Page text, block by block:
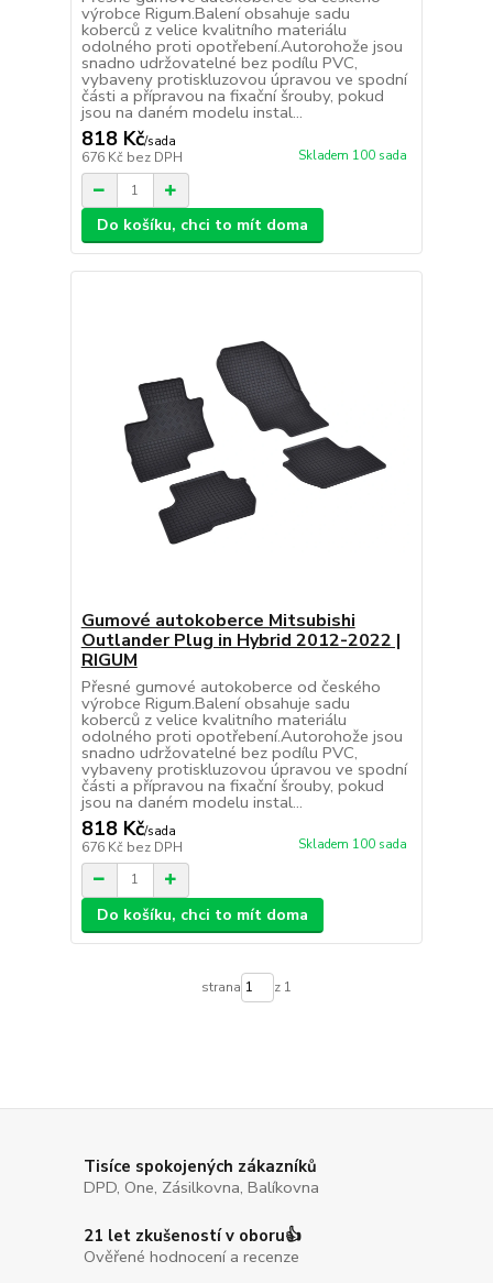
výrobce Rigum.Balení obsahuje sadu
koberců z velice kvalitního materiálu
odolného proti opotřebení.Autorohože jsou
snadno udržovatelné bez podílu PVC,
vybaveny protiskluzovou úpravou ve spodní
části a přípravou na fixační šrouby, pokud
jsou na daném modelu instal...
818 Kč/sada
676 Kč bez DPH Skladem 100 sada
Do košíku, chci to mít doma
Gumové autokoberce Mitsubishi
Outlander Plug in Hybrid 2012-2022 |
RIGUM
Přesné gumové autokoberce od českého
výrobce Rigum.Balení obsahuje sadu
koberců z velice kvalitního materiálu
odolného proti opotřebení.Autorohože jsou
snadno udržovatelné bez podílu PVC,
vybaveny protiskluzovou úpravou ve spodní
části a přípravou na fixační šrouby, pokud
jsou na daném modelu instal...
818 Kč/sada
676 Kč bez DPH Skladem 100 sada
Do košíku, chci to mít doma
strana z 1
Tisíce spokojených zákazníků
DPD, One, Zásilkovna, Balíkovna
21 let zkušeností v oboru👍
Ověřené hodnocení a recenze